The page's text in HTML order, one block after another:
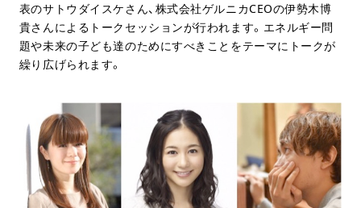
表のサトウダイスケさん、株式会社ゲルニカCEOの伊勢木博
貴さんによるトークセッションが行われます。エネルギー問
題や未来の子ども達のためにすべきことをテーマにトークが
繰り広げられます。